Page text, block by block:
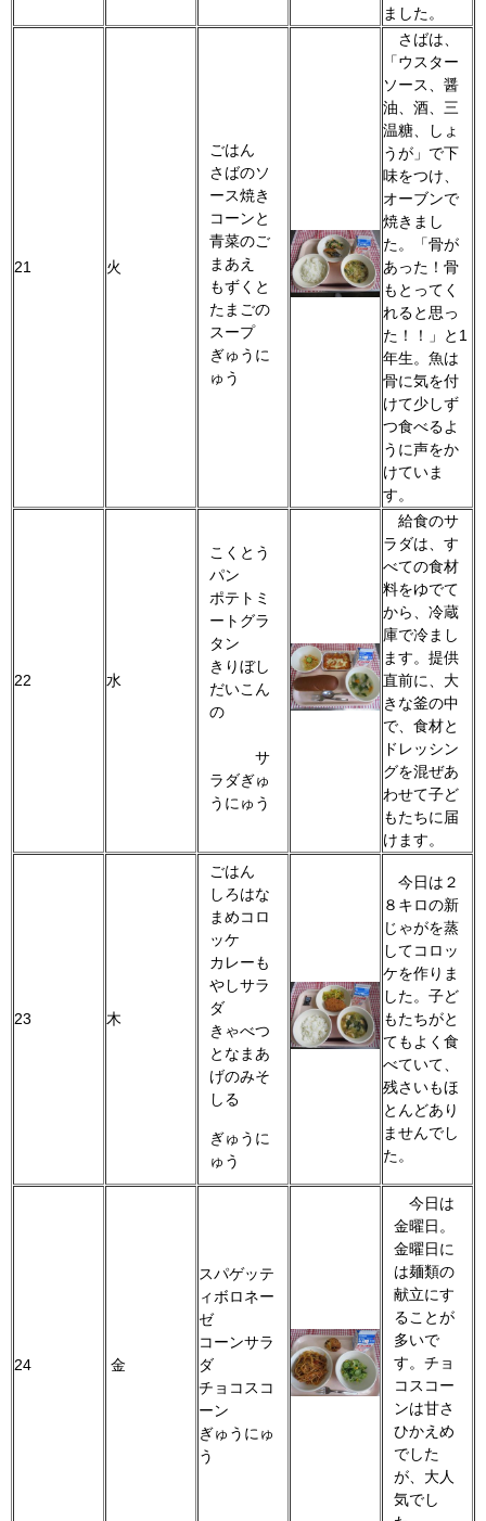
ました。
21 火
ごはん
さばのソ
ース焼き
コーンと
青菜のご
まあえ
もずくと
たまごの
スープ
ぎゅうに
ゅう
さばは、
「ウスター
ソース、醤
油、酒、三
温糖、しょ
うが」で下
味をつけ、
オーブンで
焼きまし
た。「骨が
あった！骨
もとってく
れると思っ
た！！」と1
年生。魚は
骨に気を付
けて少しず
つ食べるよ
うに声をか
けていま
す。
22 水
こくとう
パン
ポテトミ
ートグラ
タン
きりぼし
だいこん
の
サ
ラダぎゅ
うにゅう
給食のサ
ラダは、す
べての食材
料をゆでて
から、冷蔵
庫で冷まし
ます。提供
直前に、大
きな釜の中
で、食材と
ドレッシン
グを混ぜあ
わせて子ど
もたちに届
けます。
23 木
ごはん
しろはな
まめコロ
ッケ
カレーも
やしサラ
ダ
きゃべつ
となまあ
げのみそ
しる
ぎゅうに
ゅう
今日は２
８キロの新
じゃがを蒸
してコロッ
ケを作りま
した。子ど
もたちがと
てもよく食
べていて、
残さいもほ
とんどあり
ませんでし
た。
24 金
スパゲッテ
ィボロネー
ゼ
コーンサラ
ダ
チョコスコ
ーン
ぎゅうにゅ
う
今日は
金曜日。
金曜日に
は麺類の
献立にす
ることが
多いで
す。チョ
コスコー
ンは甘さ
ひかえめ
でした
が、大人
気でし